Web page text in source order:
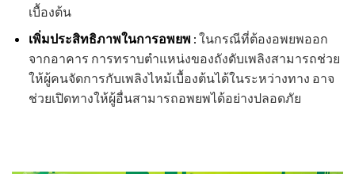
เบื้องต้น
เพิ่มประสิทธิภาพในการอพยพ : ในกรณีที่ต้องอพยพออก
จากอาคาร การทราบตำแหน่งของถังดับเพลิงสามารถช่วย
ให้ผู้คนจัดการกับเพลิงไหม้เบื้องต้นได้ในระหว่างทาง อาจ
ช่วยเปิดทางให้ผู้อื่นสามารถอพยพได้อย่างปลอดภัย